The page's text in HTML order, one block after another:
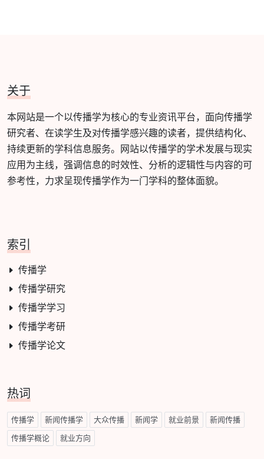
关于
本网站是一个以传播学为核心的专业资讯平台，面向传播学
研究者、在读学生及对传播学感兴趣的读者，提供结构化、
持续更新的学科信息服务。网站以传播学的学术发展与现实
应用为主线，强调信息的时效性、分析的逻辑性与内容的可
参考性，力求呈现传播学作为一门学科的整体面貌。
索引
传播学
传播学研究
传播学学习
传播学考研
传播学论文
热词
传播学 新闻传播学 大众传播 新闻学 就业前景 新闻传播
传播学概论 就业方向